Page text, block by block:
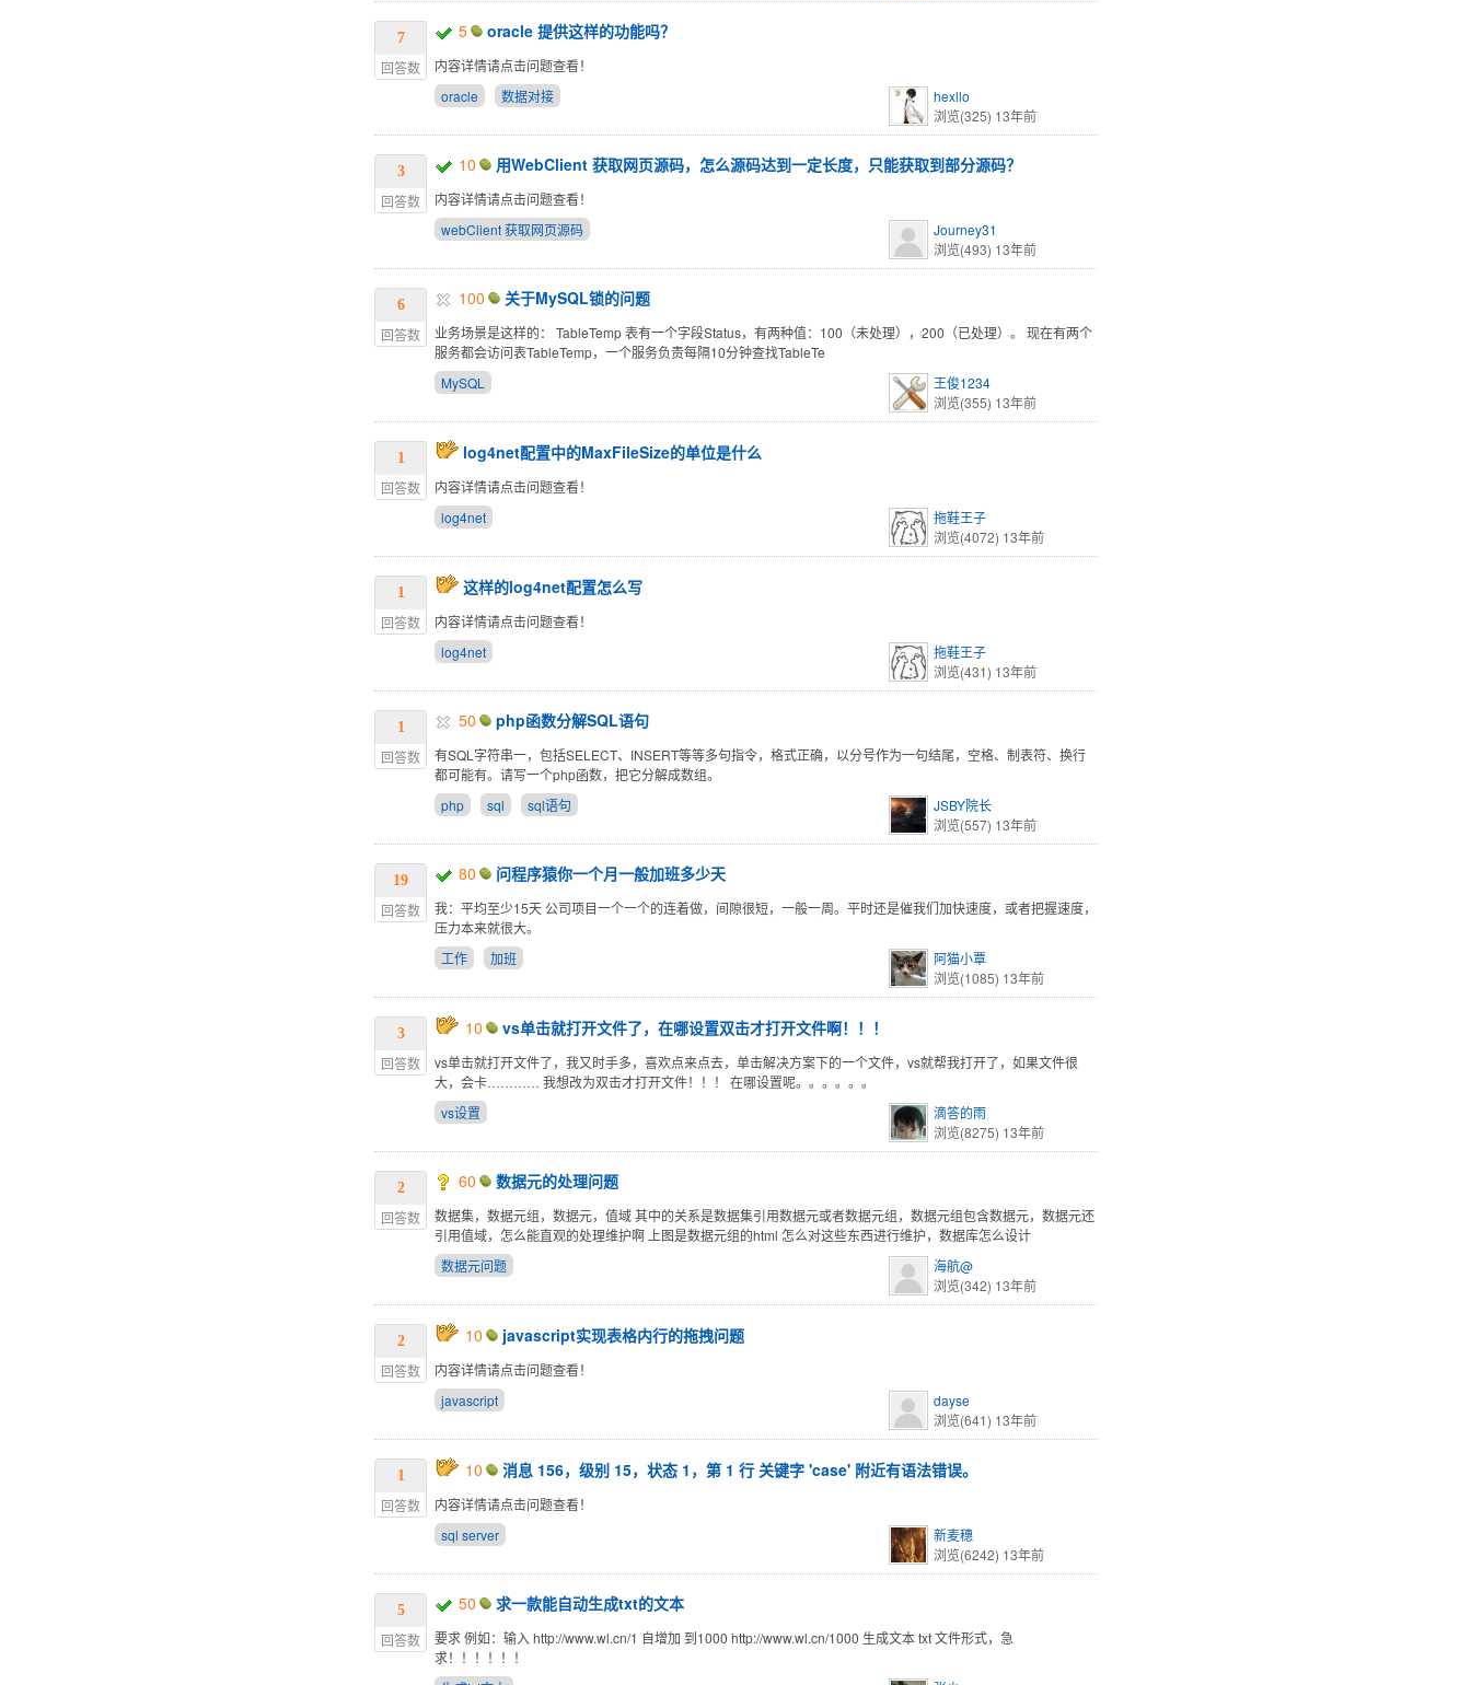
7
回答数
5 oracle 提供这样的功能吗？
内容详情请点击问题查看！
oracle
数据对接
hexllo
浏览(325) 13年前
3
回答数
10 用WebClient 获取网页源码，怎么源码达到一定长度，只能获取到部分源码？
内容详情请点击问题查看！
webClient 获取网页源码
Journey31
浏览(493) 13年前
6
回答数
100 关于MySQL锁的问题
业务场景是这样的： TableTemp 表有一个字段Status，有两种值：100（未处理），200（已处理）。 现在有两个
服务都会访问表TableTemp，一个服务负责每隔10分钟查找TableTe
MySQL
王俊1234
浏览(355) 13年前
1
回答数
log4net配置中的MaxFileSize的单位是什么
内容详情请点击问题查看！
log4net
拖鞋王子
浏览(4072) 13年前
1
回答数
这样的log4net配置怎么写
内容详情请点击问题查看！
log4net
拖鞋王子
浏览(431) 13年前
1
回答数
50 php函数分解SQL语句
有SQL字符串一，包括SELECT、INSERT等等多句指令，格式正确，以分号作为一句结尾，空格、制表符、换行
都可能有。请写一个php函数，把它分解成数组。
php
sql sql语句
JSBY院长
浏览(557) 13年前
19
回答数
80 问程序猿你一个月一般加班多少天
我：平均至少15天 公司项目一个一个的连着做，间隙很短，一般一周。平时还是催我们加快速度，或者把握速度，
压力本来就很大。
工作
加班
阿猫小覃
浏览(1085) 13年前
3
回答数
10 vs单击就打开文件了，在哪设置双击才打开文件啊！！！
vs单击就打开文件了，我又时手多，喜欢点来点去，单击解决方案下的一个文件，vs就帮我打开了，如果文件很
大，会卡………… 我想改为双击才打开文件！！！ 在哪设置呢。。。。。。
vs设置
滴答的雨
浏览(8275) 13年前
2
回答数
60 数据元的处理问题
数据集，数据元组，数据元，值域 其中的关系是数据集引用数据元或者数据元组，数据元组包含数据元，数据元还
引用值域，怎么能直观的处理维护啊 上图是数据元组的html 怎么对这些东西进行维护，数据库怎么设计
数据元问题
海航@
浏览(342) 13年前
2
回答数
10 javascript实现表格内行的拖拽问题
内容详情请点击问题查看！
javascript
dayse
浏览(641) 13年前
1
回答数
10 消息 156，级别 15，状态 1，第 1 行 关键字 'case' 附近有语法错误。
内容详情请点击问题查看！
sql server
新麦穗
浏览(6242) 13年前
5
回答数
50 求一款能自动生成txt的文本
要求 例如：输入 http://www.wl.cn/1 自增加 到1000 http://www.wl.cn/1000 生成文本 txt 文件形式，急
求！！！！！！